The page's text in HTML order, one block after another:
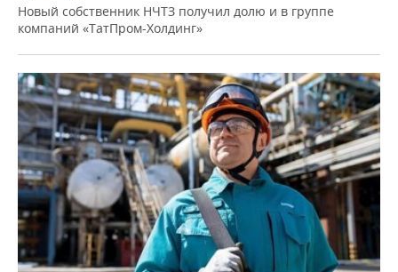
Новый собственник НЧТЗ получил долю и в группе
компаний «ТатПром-Холдинг»